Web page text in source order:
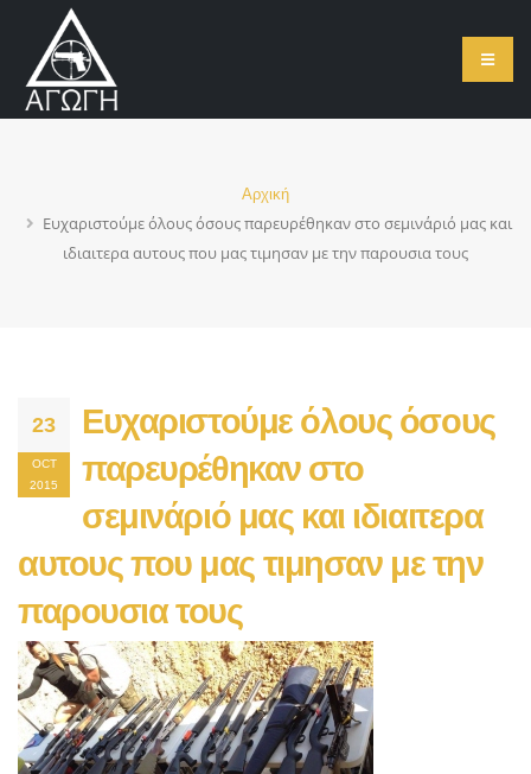
Αρχική
Ευχαριστούμε όλους όσους παρευρέθηκαν στο σεμινάριό μας και
ιδιαιτερα αυτους που μας τιμησαν με την παρουσια τους
23
OCT
2015
Ευχαριστούμε όλους όσους
παρευρέθηκαν στο
σεμινάριό μας και ιδιαιτερα
αυτους που μας τιμησαν με την
παρουσια τους